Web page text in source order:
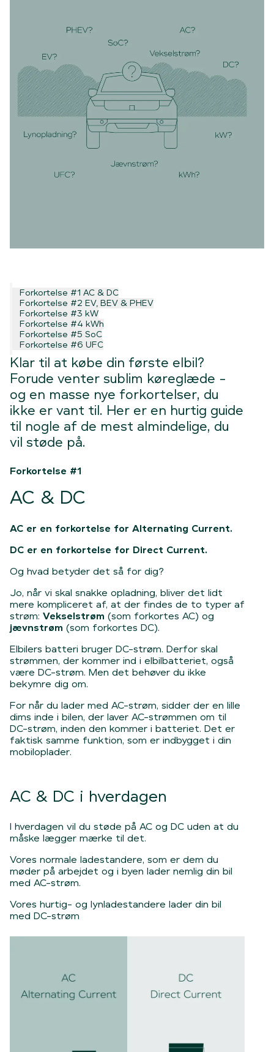
Forkortelse #1 AC & DC
Forkortelse #2 EV, BEV & PHEV
Forkortelse #3 kW
Forkortelse #4 kWh
Forkortelse #5 SoC
Forkortelse #6 UFC
Klar til at købe din første elbil?
Forude venter sublim køreglæde -
og en masse nye forkortelser, du
ikke er vant til. Her er en hurtig guide
til nogle af de mest almindelige, du
vil støde på.
Forkortelse #1
AC & DC
AC er en forkortelse for Alternating Current.
DC er en forkortelse for Direct Current.
Og hvad betyder det så for dig?
Jo, når vi skal snakke opladning, bliver det lidt
mere kompliceret af, at der findes de to typer af
strøm: Vekselstrøm (som forkortes AC) og
jævnstrøm (som forkortes DC).
Elbilers batteri bruger DC-strøm. Derfor skal
strømmen, der kommer ind i elbilbatteriet, også
være DC-strøm. Men det behøver du ikke
bekymre dig om.
For når du lader med AC-strøm, sidder der en lille
dims inde i bilen, der laver AC-strømmen om til
DC-strøm, inden den kommer i batteriet. Det er
faktisk samme funktion, som er indbygget i din
mobiloplader.
AC & DC i hverdagen
I hverdagen vil du støde på AC og DC uden at du
måske lægger mærke til det.
Vores normale ladestandere, som er dem du
møder på arbejdet og i byen lader nemlig din bil
med AC-strøm.
Vores hurtig- og lynladestandere lader din bil
med DC-strøm